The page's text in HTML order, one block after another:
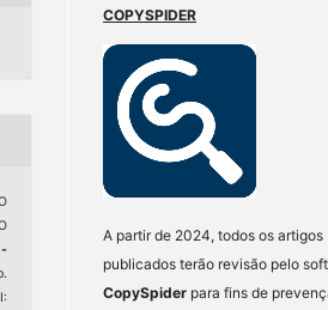
-
COPYSPIDER
A partir de 2024, todos os artigos
publicados terão revisão pelo
CopySpider para fins de